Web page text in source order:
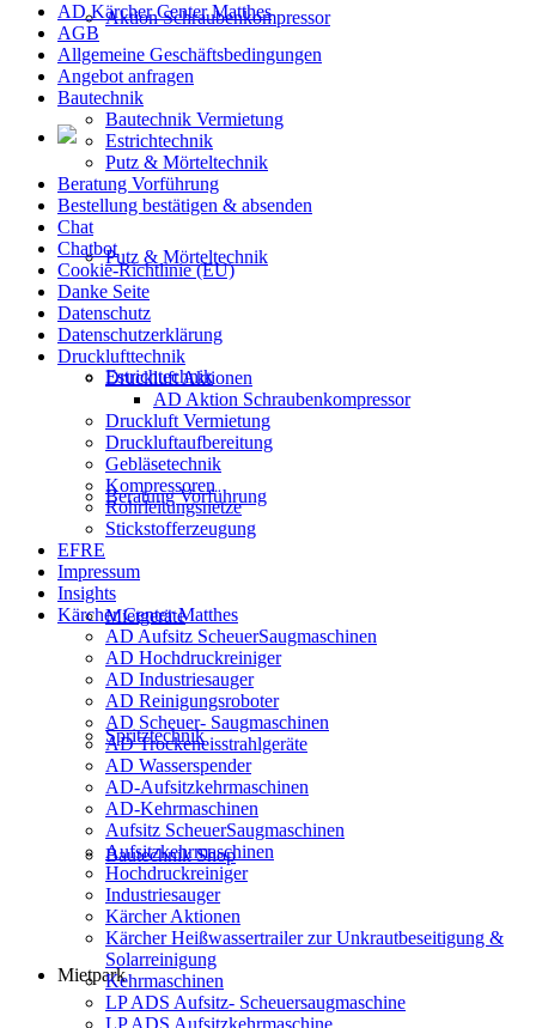
Aktion Schraubenkompressor
Putz & Mörteltechnik
Estrichtechnik
Beratung Vorführung
Mietgeräte
Spritztechnik
Bautechnik Shop
Mietpark
AD Kärcher Center Matthes
AGB
Allgemeine Geschäftsbedingungen
Angebot anfragen
Bautechnik
Bautechnik Vermietung
Estrichtechnik
Putz & Mörteltechnik
Beratung Vorführung
Bestellung bestätigen & absenden
Chat
Chatbot
Cookie-Richtlinie (EU)
Danke Seite
Datenschutz
Datenschutzerklärung
Drucklufttechnik
Druckluft Aktionen
AD Aktion Schraubenkompressor
Druckluft Vermietung
Druckluftaufbereitung
Gebläsetechnik
Kompressoren
Rohrleitungsnetze
Stickstofferzeugung
EFRE
Impressum
Insights
Kärcher Center Matthes
AD Aufsitz ScheuerSaugmaschinen
AD Hochdruckreiniger
AD Industriesauger
AD Reinigungsroboter
AD Scheuer- Saugmaschinen
AD Trockeneisstrahlgeräte
AD Wasserspender
AD-Aufsitzkehrmaschinen
AD-Kehrmaschinen
Aufsitz ScheuerSaugmaschinen
Aufsitzkehrmaschinen
Hochdruckreiniger
Industriesauger
Kärcher Aktionen
Kärcher Heißwassertrailer zur Unkrautbeseitigung &
Solarreinigung
Kehrmaschinen
LP ADS Aufsitz- Scheuersaugmaschine
LP ADS Aufsitzkehrmaschine